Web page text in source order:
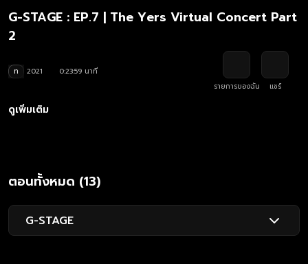
G-STAGE : EP.7 | The Yers Virtual Concert Part
2
ท 2021
0:23:59 นาที
รายการของฉัน
แชร์
ดูเพิ่มเติม
ตอนทั้งหมด (13)
G-STAGE